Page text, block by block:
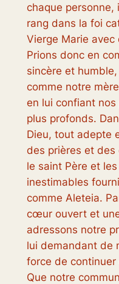
chaque
rang dans la foi
Vierge Marie
Prions donc en
sincère et
comme notre
en lui confiant
plus profonds.
Dieu, tout adepte
des prières et
le saint Père et
inestimables
comme Aleteia.
cœur ouvert et
adressons notre
lui demandant de
force de
Que notre